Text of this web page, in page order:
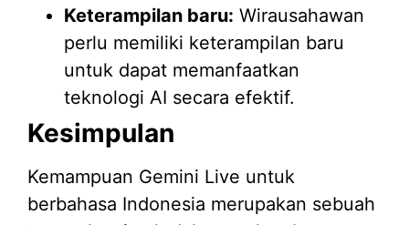
Keterampilan baru: Wirausahawan
perlu memiliki keterampilan baru
untuk dapat memanfaatkan
teknologi AI secara efektif.
Kesimpulan
Kemampuan Gemini Live untuk
berbahasa Indonesia merupakan sebuah